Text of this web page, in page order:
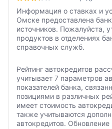
Информация о ставках и
Омске предоставлена
источников. Пожалуйста,
продуктов в отделениях
справочных служб.
Рейтинг автокредитов
учитывает 7 параметров
показателей банка,
позициями в различных
имеет стоимость
также учитываются
автокредитов. Обновление